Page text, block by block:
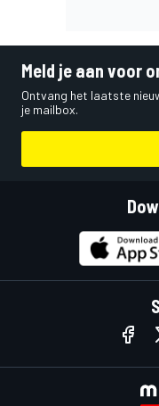
Meld je aan voor
Ontvang het laatste
je mailbox.